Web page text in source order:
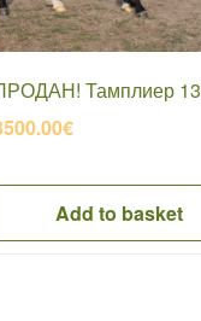
Тамплиер 13
€
Add to basket